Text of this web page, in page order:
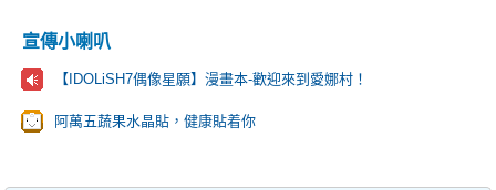
宣傳小喇叭
【IDOLiSH7偶像星願】漫畫本-歡迎來到愛娜村！
阿萬五蔬果水晶貼，健康貼着你